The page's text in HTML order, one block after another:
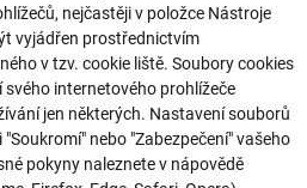
nejčastěji v položce Nástroje
vyjádřen prostřednictvím
v tzv. cookie liště. Soubory cookies
internetového prohlížeče
jen některých. Nastavení souborů
nebo "Zabezpečení" vašeho
pokyny naleznete v nápovědě